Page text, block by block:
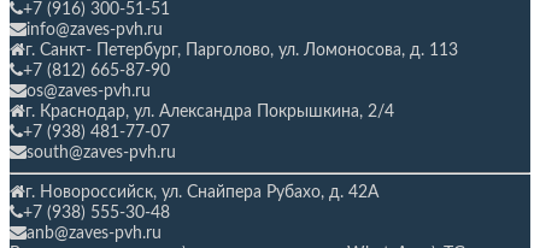
+7 (916) 300-51-51
info@zaves-pvh.ru
г. Санкт- Петербург, Парголово, ул. Ломоносова, д. 113
+7 (812) 665-87-90
os@zaves-pvh.ru
г. Краснодар, ул. Александра Покрышкина, 2/4
+7 (938) 481-77-07
south@zaves-pvh.ru
г. Новороссийск, ул. Снайпера Рубахо, д. 42А
+7 (938) 555-30-48
anb@zaves-pvh.ru